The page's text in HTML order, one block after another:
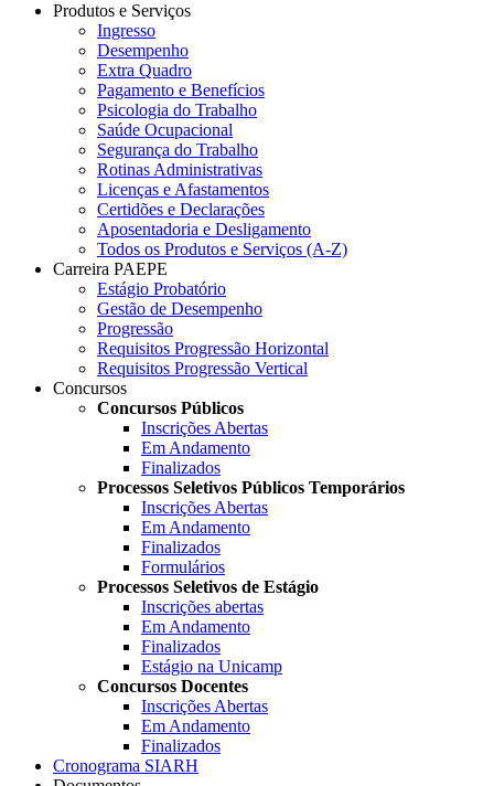
Produtos e Serviços
Ingresso
Desempenho
Extra Quadro
Pagamento e Benefícios
Psicologia do Trabalho
Saúde Ocupacional
Segurança do Trabalho
Rotinas Administrativas
Licenças e Afastamentos
Certidões e Declarações
Aposentadoria e Desligamento
Todos os Produtos e Serviços (A-Z)
Carreira PAEPE
Estágio Probatório
Gestão de Desempenho
Progressão
Requisitos Progressão Horizontal
Requisitos Progressão Vertical
Concursos
Concursos Públicos
Inscrições Abertas
Em Andamento
Finalizados
Processos Seletivos Públicos Temporários
Inscrições Abertas
Em Andamento
Finalizados
Formulários
Processos Seletivos de Estágio
Inscrições abertas
Em Andamento
Finalizados
Estágio na Unicamp
Concursos Docentes
Inscrições Abertas
Em Andamento
Finalizados
Cronograma SIARH